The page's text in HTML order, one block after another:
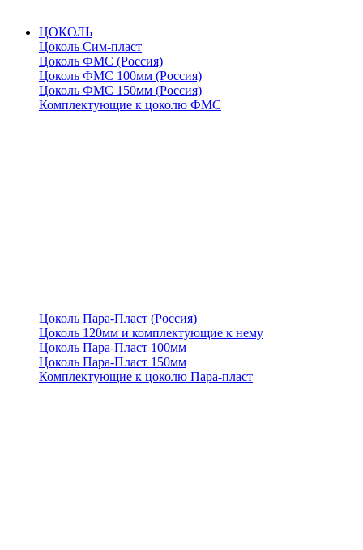
ЦОКОЛЬ
Цоколь Сим-пласт
Цоколь ФМС (Россия)
Цоколь ФМС 100мм (Россия)
Цоколь ФМС 150мм (Россия)
Комплектующие к цоколю ФМС
Цоколь Пара-Пласт (Россия)
Цоколь 120мм и комплектующие к нему
Цоколь Пара-Пласт 100мм
Цоколь Пара-Пласт 150мм
Комплектующие к цоколю Пара-пласт